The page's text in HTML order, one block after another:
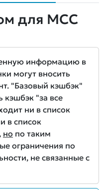
для MCC
информацию в
могут вносить
"Базовый кэшбэк"
кэшбэк "за все
ни в список
в список
но по таким
ограничения по
не связанные с